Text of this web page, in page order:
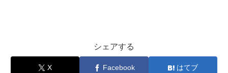
シェアする
X Facebook はてブ